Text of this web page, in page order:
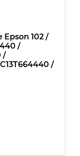
102 /
/
/
/